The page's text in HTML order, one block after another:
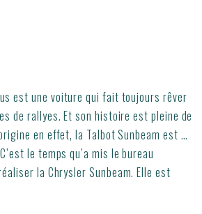
est une voiture qui fait toujours rêver
de rallyes. Et son histoire est pleine de
en effet, la Talbot Sunbeam est …
le temps qu’a mis le bureau
la Chrysler Sunbeam. Elle est